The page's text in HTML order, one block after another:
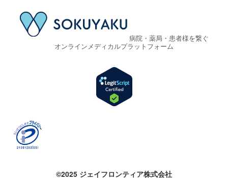
病院・薬局・患者様を繋ぐ
オンラインメディカルプラットフォーム
©2025 ジェイフロンティア株式会社